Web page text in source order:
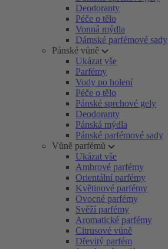
Deodoranty
Péče o tělo
Vonná mýdla
Dámské parfémové sady
Pánské vůně
Ukázat vše
Parfémy
Vody po holení
Péče o tělo
Pánské sprchové gely
Deodoranty
Pánská mýdla
Pánské parfémové sady
Vůně parfémů
Ukázat vše
Ambrové parfémy
Orientální parfémy
Květinové parfémy
Ovocné parfémy
Svěží parfémy
Aromatické parfémy
Citrusové vůně
Dřevitý parfém